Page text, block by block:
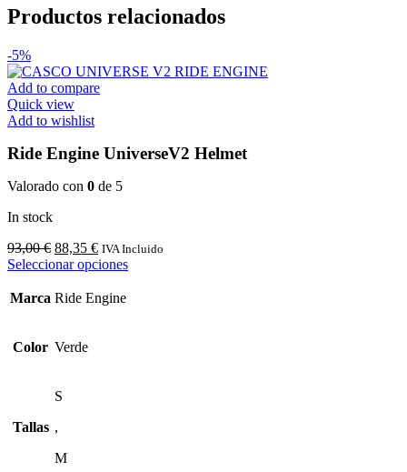
Productos relacionados
-5%
Add to compare
Quick view
Add to wishlist
Ride Engine UniverseV2 Helmet
Valorado con 0 de 5
In stock
93,00€ El
precio
era:
88,35 €El
precio
es:
IVA Incluido
Seleccionar opcionesEste
Marca Ride Engine
Color Verde
Tallas
S
,
M